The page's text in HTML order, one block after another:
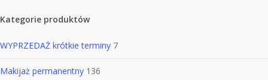
Kategorie produktów
WYPRZEDAŻ krótkie terminy 7
Makijaż permanentny 136